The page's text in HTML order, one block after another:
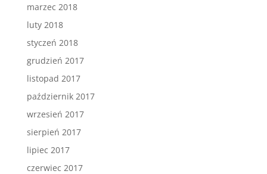
marzec 2018
luty 2018
styczeń 2018
grudzień 2017
listopad 2017
październik 2017
wrzesień 2017
sierpień 2017
lipiec 2017
czerwiec 2017